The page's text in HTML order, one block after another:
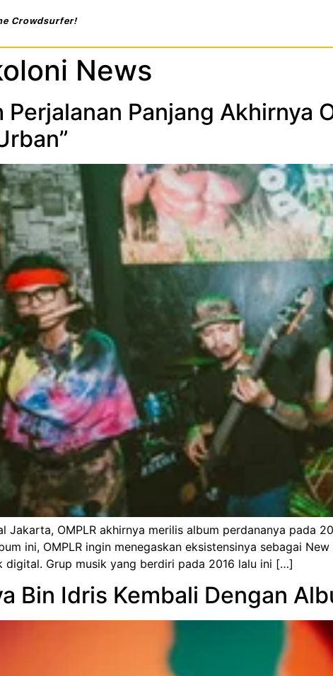
Crowdsurfer!
News
Perjalanan Panjang Akhirnya
Jakarta, OMPLR akhirnya merilis album perdananya pada
ini, OMPLR ingin menegaskan eksistensinya sebagai
digital. Grup musik yang berdiri pada 2016 lalu ini […]
Bin Idris Kembali Dengan